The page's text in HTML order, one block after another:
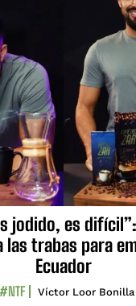
jodido, es
las trabas para
Ecuador
#NTF Víctor Loor Bonilla